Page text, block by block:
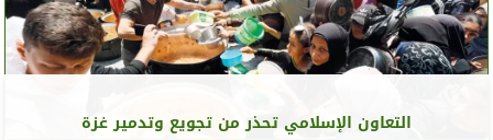
التعاون الإسلامي تحذر من تجويع وتدمير غزة